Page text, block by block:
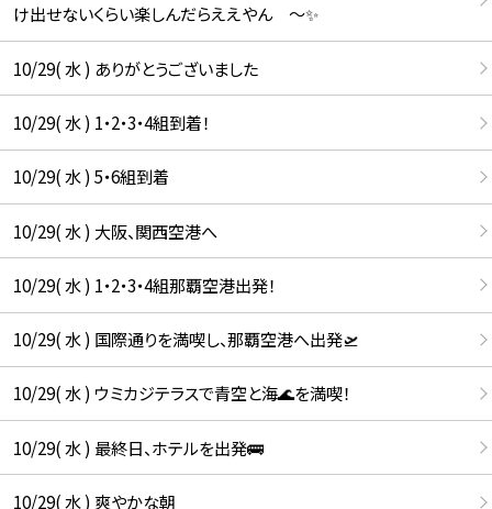
け出せないくらい楽しんだらええやん ～✨
10/29( 水 ) ありがとうございました
10/29( 水 ) 1・2・3・4組到着！
10/29( 水 ) 5・6組到着
10/29( 水 ) 大阪、関西空港へ
10/29( 水 ) 1・2・3・4組那覇空港出発！
10/29( 水 ) 国際通りを満喫し、那覇空港へ出発🛫
10/29( 水 ) ウミカジテラスで青空と海🌊を満喫！
10/29( 水 ) 最終日、ホテルを出発🚌
10/29( 水 ) 爽やかな朝